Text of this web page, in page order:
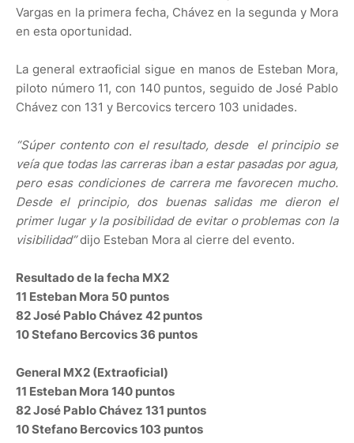
Vargas en la primera fecha, Chávez en la segunda y Mora
en esta oportunidad.
La general extraoficial sigue en manos de Esteban Mora,
piloto número 11, con 140 puntos, seguido de José Pablo
Chávez con 131 y Bercovics tercero 103 unidades.
“Súper contento con el resultado, desde el principio se
veía que todas las carreras iban a estar pasadas por agua,
pero esas condiciones de carrera me favorecen mucho.
Desde el principio, dos buenas salidas me dieron el
primer lugar y la posibilidad de evitar o problemas con la
visibilidad”dijo Esteban Mora al cierre del evento.
Resultado de la fecha MX2
11 Esteban Mora 50 puntos
82 José Pablo Chávez 42 puntos
10 Stefano Bercovics 36 puntos
General MX2 (Extraoficial)
11 Esteban Mora 140 puntos
82 José Pablo Chávez 131 puntos
10 Stefano Bercovics 103 puntos